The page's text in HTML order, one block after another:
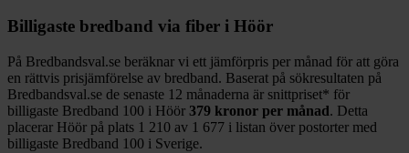
Billigaste bredband via fiber i Höör
På Bredbandsval.se beräknar vi ett jämförpris per månad för att göra
en rättvis prisjämförelse av bredband. Baserat på sökresultaten på
Bredbandsval.se de senaste 12 månaderna är snittpriset* för
billigaste Bredband 100 i Höör 379 kronor per månad. Detta
placerar Höör på plats 1 210 av 1 677 i listan över postorter med
billigaste Bredband 100 i Sverige.